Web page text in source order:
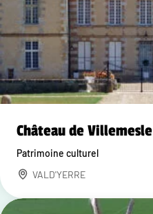
Château de Villemesle
Patrimoine culturel
VALD'YERRE